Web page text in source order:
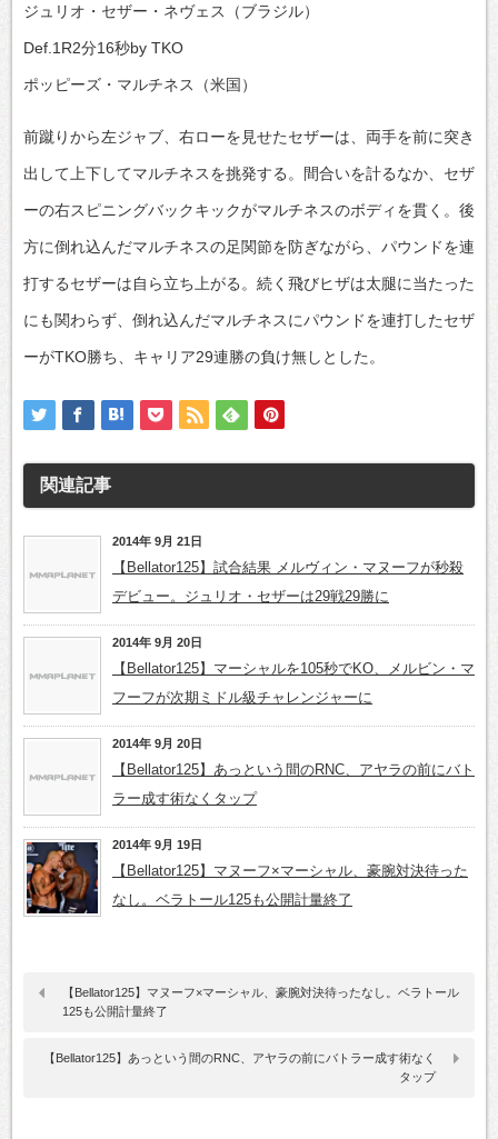
ジュリオ・セザー・ネヴェス（ブラジル）
Def.1R2分16秒by TKO
ポッピーズ・マルチネス（米国）
前蹴りから左ジャブ、右ローを見せたセザーは、両手を前に突き
出して上下してマルチネスを挑発する。間合いを計るなか、セザ
ーの右スピニングバックキックがマルチネスのボディを貫く。後
方に倒れ込んだマルチネスの足関節を防ぎながら、パウンドを連
打するセザーは自ら立ち上がる。続く飛びヒザは太腿に当たった
にも関わらず、倒れ込んだマルチネスにパウンドを連打したセザ
ーがTKO勝ち、キャリア29連勝の負け無しとした。
関連記事
2014年 9月 21日
【Bellator125】試合結果 メルヴィン・マヌーフが秒殺
デビュー。ジュリオ・セザーは29戦29勝に
2014年 9月 20日
【Bellator125】マーシャルを105秒でKO、メルビン・マ
フーフが次期ミドル級チャレンジャーに
2014年 9月 20日
【Bellator125】あっという間のRNC、アヤラの前にバト
ラー成す術なくタップ
2014年 9月 19日
【Bellator125】マヌーフ×マーシャル、豪腕対決待った
なし。ベラトール125も公開計量終了
【Bellator125】マヌーフ×マーシャル、豪腕対決待ったなし。ベラトール
125も公開計量終了
【Bellator125】あっという間のRNC、アヤラの前にバトラー成す術なく
タップ